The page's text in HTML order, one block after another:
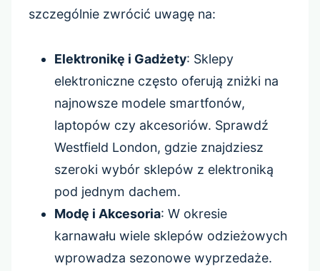
szczególnie zwrócić uwagę na:
Elektronikę i Gadżety: Sklepy
elektroniczne często oferują zniżki na
najnowsze modele smartfonów,
laptopów czy akcesoriów. Sprawdź
Westfield London, gdzie znajdziesz
szeroki wybór sklepów z elektroniką
pod jednym dachem.
Modę i Akcesoria: W okresie
karnawału wiele sklepów odzieżowych
wprowadza sezonowe wyprzedaże.